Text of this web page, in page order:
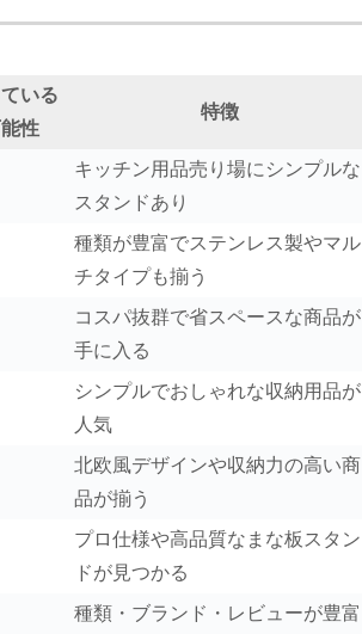
いる
性
特徴
キッチン用品売り場にシンプルな
スタンドあり
種類が豊富でステンレス製やマル
チタイプも揃う
コスパ抜群で省スペースな商品が
手に入る
シンプルでおしゃれな収納用品が
人気
北欧風デザインや収納力の高い商
品が揃う
プロ仕様や高品質なまな板スタン
ドが見つかる
種類・ブランド・レビューが豊富